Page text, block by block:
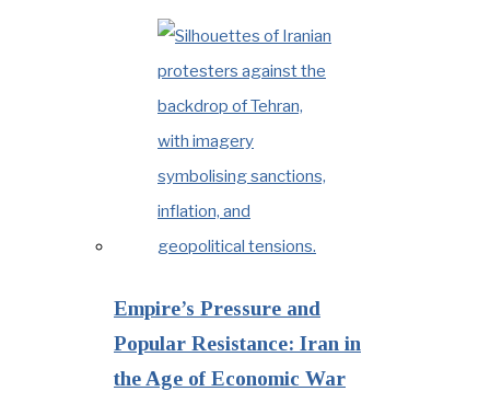
Empire’s Pressure and
Popular Resistance: Iran in
the Age of Economic War